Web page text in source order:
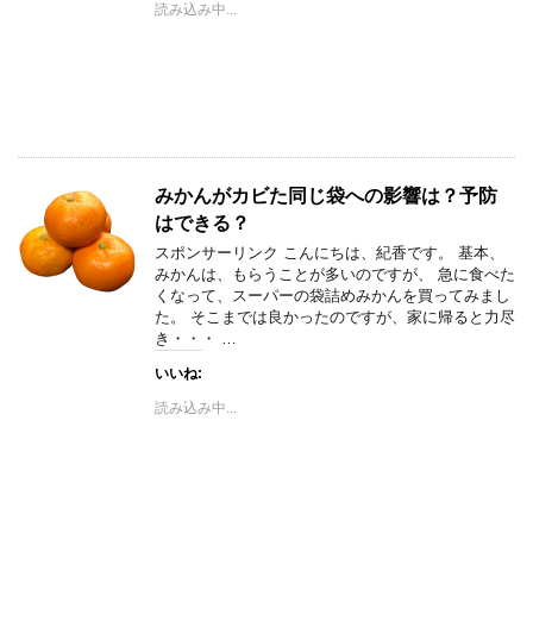
読み込み中...
みかんがカビた同じ袋への影響は？予防
はできる？
スポンサーリンク こんにちは、紀香です。 基本、
みかんは、もらうことが多いのですが、 急に食べた
くなって、スーパーの袋詰めみかんを買ってみまし
た。 そこまでは良かったのですが、家に帰ると力尽
き・・・ …
いいね:
読み込み中...